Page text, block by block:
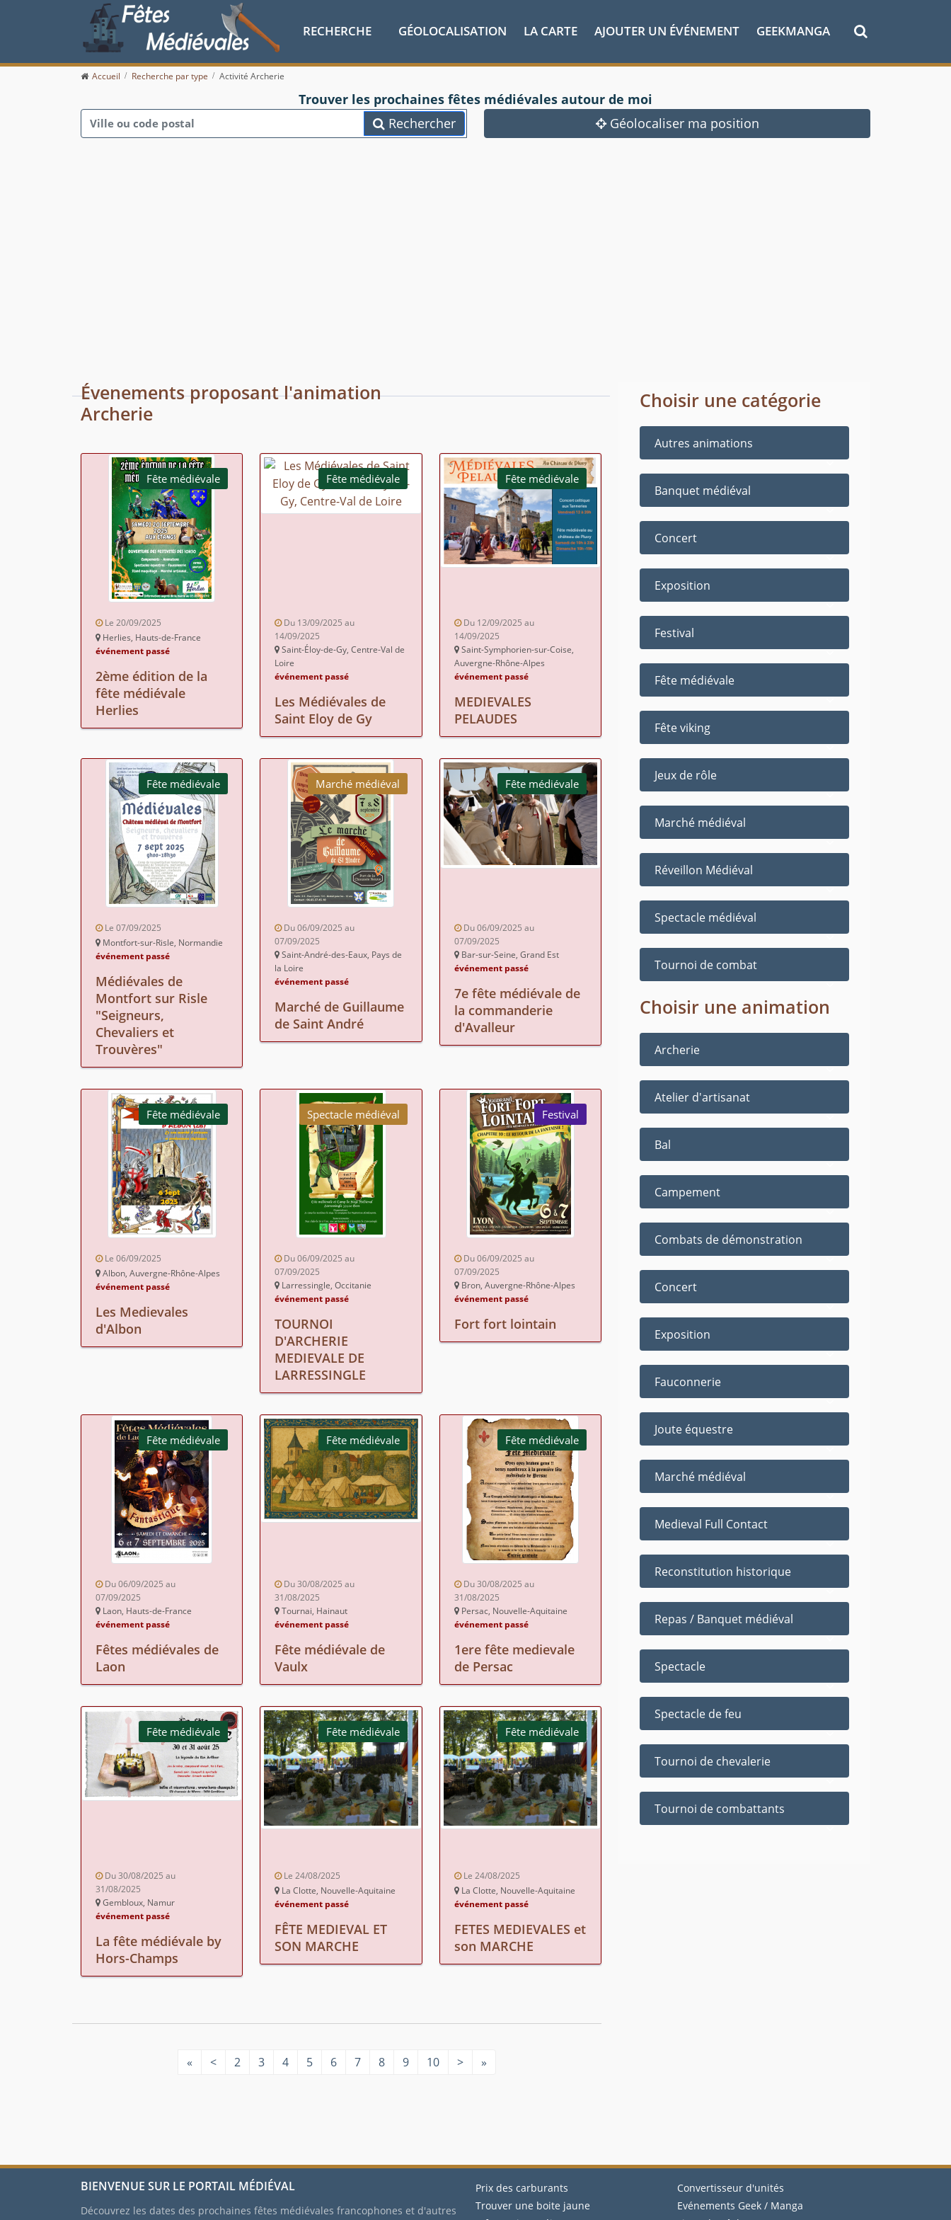
RECHERCHE GÉOLOCALISATION LA CARTE AJOUTER UN ÉVÉNEMENT GEEKMANGA
Accueil Recherche par type Activité Archerie
Trouver les prochaines fêtes médiévales autour de moi
Rechercher
Géolocaliser ma position
Évenements proposant l'animation
Archerie
Fête médiévale
Le 20/09/2025
Herlies, Hauts-de-France
événement passé
2ème édition de la
fête médiévale
Herlies
Fête médiévale
Du 13/09/2025 au
14/09/2025
Saint-Éloy-de-Gy, Centre-Val de
Loire
événement passé
Les Médiévales de
Saint Eloy de Gy
Fête médiévale
Du 12/09/2025 au
14/09/2025
Saint-Symphorien-sur-Coise,
Auvergne-Rhône-Alpes
événement passé
MEDIEVALES
PELAUDES
Fête médiévale
Le 07/09/2025
Montfort-sur-Risle, Normandie
événement passé
Médiévales de
Montfort sur Risle
"Seigneurs,
Chevaliers et
Trouvères"
Marché médiéval
Du 06/09/2025 au
07/09/2025
Saint-André-des-Eaux, Pays de
la Loire
événement passé
Marché de Guillaume
de Saint André
Fête médiévale
Du 06/09/2025 au
07/09/2025
Bar-sur-Seine, Grand Est
événement passé
7e fête médiévale de
la commanderie
d'Avalleur
Fête médiévale
Le 06/09/2025
Albon, Auvergne-Rhône-Alpes
événement passé
Les Medievales
d'Albon
Spectacle médiéval
Du 06/09/2025 au
07/09/2025
Larressingle, Occitanie
événement passé
TOURNOI
D'ARCHERIE
MEDIEVALE DE
LARRESSINGLE
Festival
Du 06/09/2025 au
07/09/2025
Bron, Auvergne-Rhône-Alpes
événement passé
Fort fort lointain
Fête médiévale
Du 06/09/2025 au
07/09/2025
Laon, Hauts-de-France
événement passé
Fêtes médiévales de
Laon
Fête médiévale
Du 30/08/2025 au
31/08/2025
Tournai, Hainaut
événement passé
Fête médiévale de
Vaulx
Fête médiévale
Du 30/08/2025 au
31/08/2025
Persac, Nouvelle-Aquitaine
événement passé
1ere fête medievale
de Persac
Fête médiévale
Du 30/08/2025 au
31/08/2025
Gembloux, Namur
événement passé
La fête médiévale by
Hors-Champs
Fête médiévale
Le 24/08/2025
La Clotte, Nouvelle-Aquitaine
événement passé
FÊTE MEDIEVAL ET
SON MARCHE
Fête médiévale
Le 24/08/2025
La Clotte, Nouvelle-Aquitaine
événement passé
FETES MEDIEVALES et
son MARCHE
« < 2 3 4 5 6 7 8 9 10 > »
Choisir une catégorie
Autres animations
Banquet médiéval
Concert
Exposition
Festival
Fête médiévale
Fête viking
Jeux de rôle
Marché médiéval
Réveillon Médiéval
Spectacle médiéval
Tournoi de combat
Choisir une animation
Archerie
Atelier d'artisanat
Bal
Campement
Combats de démonstration
Concert
Exposition
Fauconnerie
Joute équestre
Marché médiéval
Medieval Full Contact
Reconstitution historique
Repas / Banquet médiéval
Spectacle
Spectacle de feu
Tournoi de chevalerie
Tournoi de combattants
BIENVENUE SUR LE PORTAIL MÉDIÉVAL
Découvrez les dates des prochaines fêtes médiévales francophones et d'autres
Prix des carburants
Trouver une boite jaune
Convertisseur d'unités
Evénements Geek / Manga